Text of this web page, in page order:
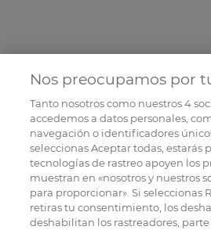
Nos preocupamos por
Tanto nosotros como nuestros4
accedemos a datos personales,
navegación o identificadores
seleccionas Aceptar todas, estarás
tecnologías de rastreo apoyen los
muestran en «nosotros y nuestros
para proporcionar». Si seleccionas
retiras tu consentimiento, los
deshabilitan los rastreadores,